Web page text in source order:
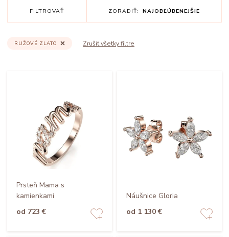
FILTROVAŤ ZORADIŤ: NAJOBĽÚBENEJŠIE
Zrušiť všetky filtre
RUŽOVÉ ZLATO
Prsteň Mama s
kamienkami
od 723 €
Náušnice Gloria
od 1 130 €